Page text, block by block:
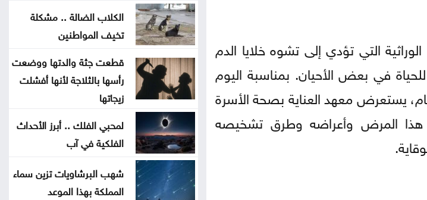
التي تؤدي إلى تشوه خلايا الدم
في بعض الأحيان. بمناسبة اليوم
الذي يصادف في 19 حزيران من كل عام، يستعرض معهد العناية بصحة الأسرة
هذا المرض وأعراضه وطرق تشخيصه
هل تأكل البطيخ مع الخبز؟ خبراء
يوضحون ما قد يحدث لجسمك
عطالله: الوصاية الهاشمية صمام أمان
للمقدسات في القدس
أعيان: مواقف الملك تعكس التزامًا
أردنيًا راسخًا بالدفاع عن القدس
ومقدساتها
إيران: مفاوضات مضيق هرمز مع
الكلاب الضالة .. مشكلة
تخيف المواطنين
قطعت جثة والدتها ووضعت
رأسها بالثلاجة لأنها أفشلت
زيجاتها
لمحبي الفلك .. أبرز الأحداث
الفلكية في آب
شهب البرشاويات تزين سماء
المملكة بهذا الموعد